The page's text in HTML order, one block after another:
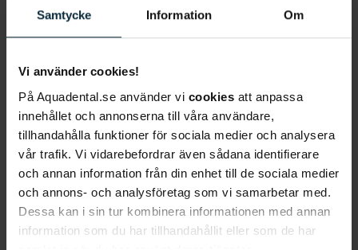
Samtycke Information Om
Vi använder cookies!
På Aquadental.se använder vi cookies att anpassa
innehållet och annonserna till våra användare,
tillhandahålla funktioner för sociala medier och analysera
vår trafik. Vi vidarebefordrar även sådana identifierare
och annan information från din enhet till de sociala medier
och annons- och analysföretag som vi samarbetar med.
Dessa kan i sin tur kombinera informationen med annan
information som du har tillhandahållit eller som de har
specialer, og vi har specialtandlæger inden for
tandregulering, tandkødsbehandling, pædodonti,
protetik, odontologisk radiologi, endodonti, oral
fysiologi, kæbekirurgi og orofacial medicin. På
vores klinik i Malmø og en af vores klinikker i
Stockholm tilbyder vi tandpleje under narkose for
patienter, der for eksempel lider af en sygdom, der
betyder, at de har svært ved at gennemføre en
traditionel behandling, eller patienter, som lider af